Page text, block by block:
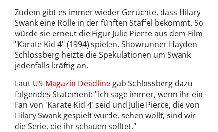
Zudem gibt es immer wieder Gerüchte, dass Hilary
Swank eine Rolle in der fünften Staffel bekommt. So
würde sie erneut die Figur Julie Pierce aus dem Film
"Karate Kid 4" (1994) spielen. Showrunner Hayden
Schlossberg heizte die Spekulationen um Swank
jedenfalls kräftig an.
Laut US-Magazin Deadline gab Schlossberg dazu
folgendes Statement: "Ich sage immer, wenn ihr ein
Fan von 'Karate Kid 4' seid und Julie Pierce, die von
Hilary Swank gespielt wurde, sehen wollt, sind wir
die Serie, die ihr schauen solltet."